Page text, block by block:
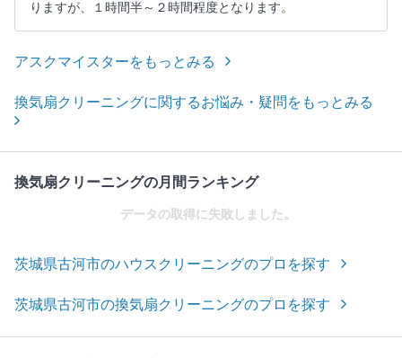
りますが、１時間半～２時間程度となります。
アスクマイスターをもっとみる
換気扇クリーニングに関するお悩み・疑問をもっとみる
換気扇クリーニングの月間ランキング
データの取得に失敗しました。
茨城県古河市のハウスクリーニングのプロを探す
茨城県古河市の換気扇クリーニングのプロを探す